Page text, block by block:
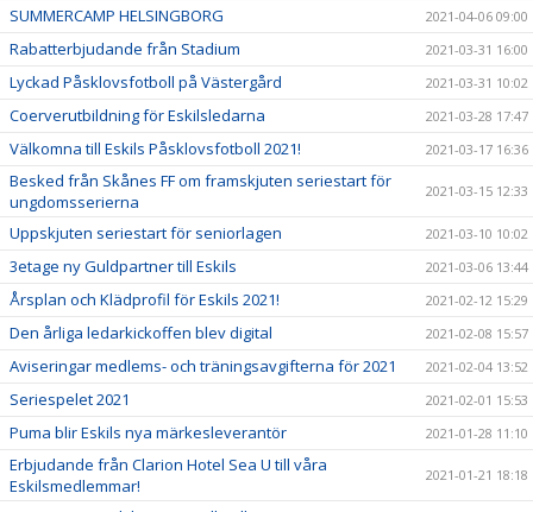
SUMMERCAMP HELSINGBORG 2021-04-06 09:00
Rabatterbjudande från Stadium 2021-03-31 16:00
Lyckad Påsklovsfotboll på Västergård 2021-03-31 10:02
Coerverutbildning för Eskilsledarna 2021-03-28 17:47
Välkomna till Eskils Påsklovsfotboll 2021! 2021-03-17 16:36
Besked från Skånes FF om framskjuten seriestart för
ungdomsserierna
2021-03-15 12:33
Uppskjuten seriestart för seniorlagen 2021-03-10 10:02
3etage ny Guldpartner till Eskils 2021-03-06 13:44
Årsplan och Klädprofil för Eskils 2021! 2021-02-12 15:29
Den årliga ledarkickoffen blev digital 2021-02-08 15:57
Aviseringar medlems- och träningsavgifterna för 2021 2021-02-04 13:52
Seriespelet 2021 2021-02-01 15:53
Puma blir Eskils nya märkesleverantör 2021-01-28 11:10
Erbjudande från Clarion Hotel Sea U till våra
Eskilsmedlemmar!
2021-01-21 18:18